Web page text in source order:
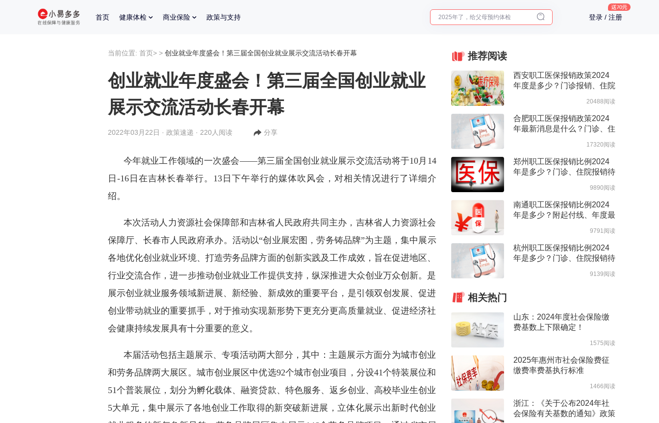
首页 健康体检 商业保险 政策与支持 体检前能吃药吗？
2025年了，给父母预约体检
登录 / 注册
当前位置: 首页> > 创业就业年度盛会！第三届全国创业就业展示交流活动长春开幕
创业就业年度盛会！第三届全国创业就业
展示交流活动长春开幕
2022年03月22日 · 政策速递 · 220人阅读 分享
今年就业工作领域的一次盛会——第三届全国创业就业展示交流活动将于10月14
日-16日在吉林长春举行。13日下午举行的媒体吹风会，对相关情况进行了详细介
绍。
本次活动人力资源社会保障部和吉林省人民政府共同主办，吉林省人力资源社会
保障厅、长春市人民政府承办。活动以“创业展宏图，劳务铸品牌”为主题，集中展示
各地优化创业就业环境、打造劳务品牌方面的创新实践及工作成效，旨在促进地区、
行业交流合作，进一步推动创业就业工作提供支持，纵深推进大众创业万众创新。是
展示创业就业服务领域新进展、新经验、新成效的重要平台，是引领双创发展、促进
创业带动就业的重要抓手，对于推动实现新形势下更充分更高质量就业、促进经济社
会健康持续发展具有十分重要的意义。
本届活动包括主题展示、专项活动两大部分，其中：主题展示方面分为城市创业
和劳务品牌两大展区。城市创业展区中优选92个城市创业项目，分设41个特装展位和
51个普装展位，划分为孵化载体、融资贷款、特色服务、返乡创业、高校毕业生创业
5大单元，集中展示了各地创业工作取得的新突破新进展，立体化展示出新时代创业
推荐阅读
西安职工医保报销政策2024
年度是多少？门诊报销、住院
20488阅读
合肥职工医保报销政策2024
年最新消息是什么？门诊、住
17320阅读
郑州职工医保报销比例2024
年是多少？门诊、住院报销待
9890阅读
南通职工医保报销比例2024
年是多少？附起付线、年度最
9791阅读
杭州职工医保报销比例2024
年是多少？门诊、住院报销待
9139阅读
相关热门
山东：2024年度社会保险缴
费基数上下限确定！
1575阅读
2025年惠州市社会保险费征
缴费率费基执行标准
1466阅读
浙江：《关于公布2024年社
会保险有关基数的通知》政策